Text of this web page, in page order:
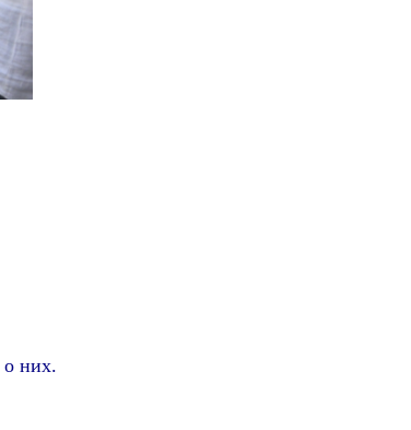
о них.